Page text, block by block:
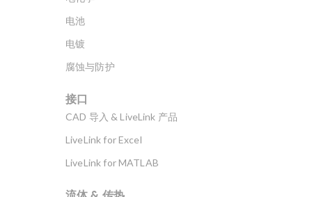
电池
电镀
腐蚀与防护
接口
CAD 导入 & LiveLink 产品
LiveLink for Excel
LiveLink for MATLAB